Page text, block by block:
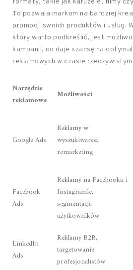
formaty, takie jak karuzele, filmy
To pozwala markom na bardziej
promocji swoich produktów i usług.
który warto podkreślić, jest
kampanii, co daje szansę na
reklamowych w czasie rzeczywistym.
Narzędzie
reklamowe
Możliwości
Google Ads
Reklamy w
wyszukiwarce,
remarketing
Facebook
Ads
Reklamy na Facebooku i
Instagramie,
segmentacja
użytkowników
LinkedIn
Ads
Reklamy B2B,
targetowanie
profesjonalistów